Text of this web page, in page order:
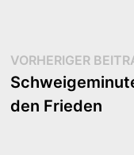
VORHERIGER
den Frieden